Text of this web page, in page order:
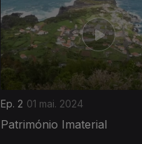
Ep. 2 01 mai. 2024
Património Imaterial